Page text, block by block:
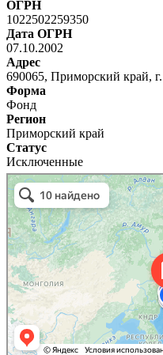
ОГРН
1022502259350
Дата ОГРН
07.10.2002
Адрес
690065, Приморский край,
Форма
Фонд
Регион
Приморский край
Статус
Исключенные